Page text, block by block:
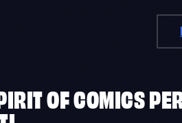
OF COMICS